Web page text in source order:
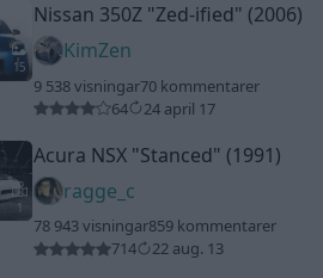
15
Nissan 350Z "Zed-ified" (2006)
KimZen
9 538 visningar70 kommentarer
64
24 april 17
1
Acura NSX "Stanced" (1991)
ragge_c
78 943 visningar859 kommentarer
714
22 aug. 13